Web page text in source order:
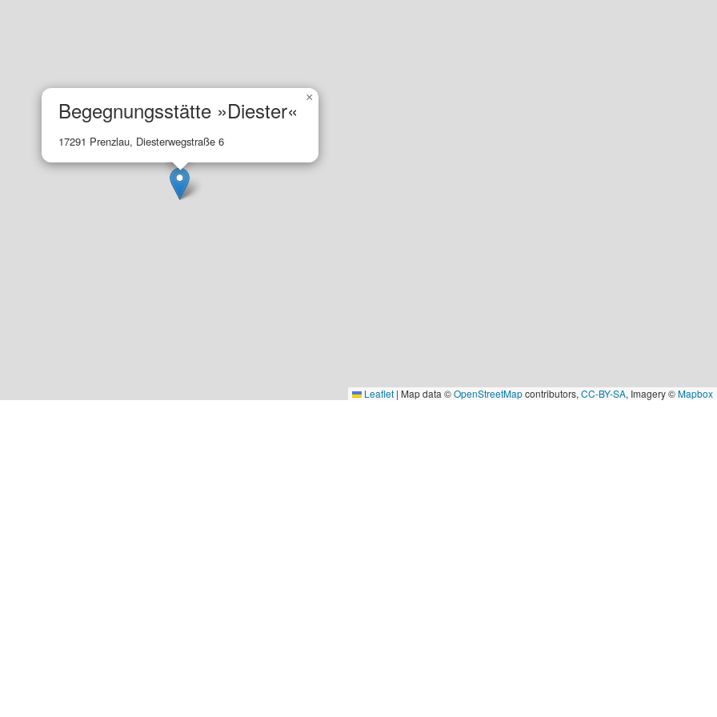
Begegnungsstätte »Diester«
17291 Prenzlau, Diesterwegstraße 6
×
Leaflet | Map data ©OpenStreetMapcontributors, CC-BY-SA, Imagery ©Mapbox